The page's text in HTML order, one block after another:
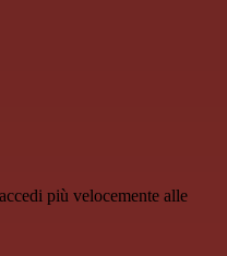
più velocemente alle